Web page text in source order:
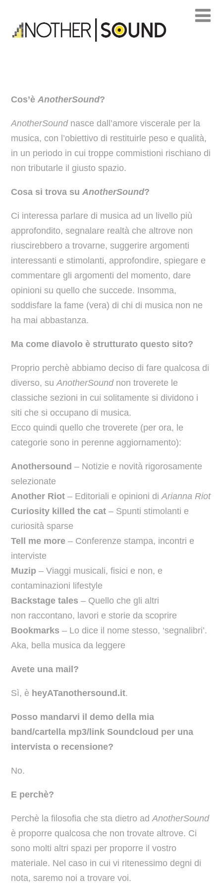
Cos’è AnotherSound?
AnotherSoundnasce dall’amore viscerale per la
musica, con l’obiettivo di restituirle peso e qualità,
in un periodo in cui troppe commistioni rischiano di
non tributarle il giusto spazio.
Cosa si trova su AnotherSound?
Ci interessa parlare di musica ad un livello più
approfondito, segnalare realtà che altrove non
riuscirebbero a trovarne, suggerire argomenti
interessanti e stimolanti, approfondire, spiegare e
commentare gli argomenti del momento, dare
opinioni su quello che succede. Insomma,
soddisfare la fame (vera) di chi di musica non ne
ha mai abbastanza.
Ma come diavolo è strutturato questo sito?
Proprio perchè abbiamo deciso di fare qualcosa di
diverso, suAnotherSoundnon troverete le
classiche sezioni in cui solitamente si dividono i
siti che si occupano di musica.
Ecco quindi quello che troverete (per ora, le
categorie sono in perenne aggiornamento):
Anothersound – Notizie e novità rigorosamente
selezionate
Another Riot– Editoriali e opinioni diArianna Riot
Curiosity killed the cat– Spunti stimolanti e
curiosità sparse
Tell me more– Conferenze stampa, incontri e
interviste
Muzip – Viaggi musicali, fisici e non, e
contaminazioni lifestyle
Backstage tales – Quello che gli altri
non raccontano, lavori e storie da scoprire
Bookmarks – Lo dice il nome stesso, ‘segnalibri’.
Aka, bella musica da leggere
Avete una mail?
Sì, è heyATanothersound.it.
Posso mandarvi il demo della mia
band/cartella mp3/link Soundcloud per una
intervista o recensione?
No.
E perchè?
Perchè la filosofia che sta dietro adAnotherSound
è proporre qualcosa che non trovate altrove. Ci
sono molti altri spazi per proporre il vostro
materiale. Nel caso in cui vi ritenessimo degni di
nota, saremo noi a trovare voi.